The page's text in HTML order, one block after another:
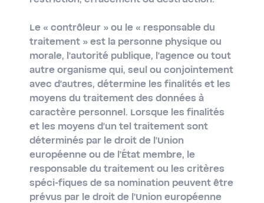
Le « contrôleur » ou le « responsable du
traitement » est la personne physique ou
morale, l'autorité publique, l'agence ou tout
autre organisme qui, seul ou conjointement
avec d'autres, détermine les finalités et les
moyens du traitement des données à
caractère personnel. Lorsque les finalités
et les moyens d'un tel traitement sont
déterminés par le droit de l'Union
européenne ou de l'État membre, le
responsable du traitement ou les critères
spéci-fiques de sa nomination peuvent être
prévus par le droit de l'Union européenne